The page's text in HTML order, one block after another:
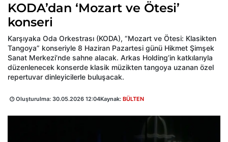
KODA’dan ‘Mozart ve Ötesi’
konseri
Karşıyaka Oda Orkestrası (KODA), “Mozart ve Ötesi: Klasikten
Tangoya” konseriyle 8 Haziran Pazartesi günü Hikmet Şimşek
Sanat Merkezi’nde sahne alacak. Arkas Holding’in katkılarıyla
düzenlenecek konserde klasik müzikten tangoya uzanan özel
repertuvar dinleyicilerle buluşacak.
Oluşturulma: 30.05.2026 12:04Kaynak: BÜLTEN